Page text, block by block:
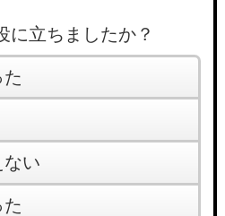
に立ちましたか？
ない